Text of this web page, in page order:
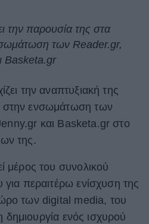
την παρουσία της στα
των Reader.gr,
Basketa.gr
την αναπτυξιακή της
ενσωμάτωση των
και Basketa.gr στο
της.
μέρος του συνολικού
περαιτέρω ενίσχυση της
των digital media, του
ενός ισχυρού